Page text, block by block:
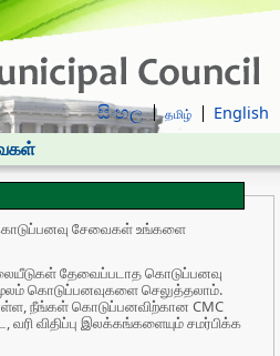
සිංහල தமிழ் English
சேவைகள் உங்களை
தேவைப்படாத கொடுப்பனவு
கொடுப்பனவுகளை செலுத்தலாம்.
நீங்கள் கொடுப்பனவிற்கான CMC
விதிப்பு இலக்கங்களையும் சமர்பிக்க